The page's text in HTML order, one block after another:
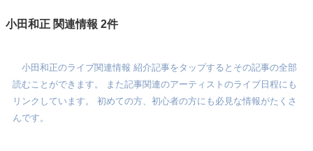
小田和正 関連情報 2件
小田和正のライブ関連情報 紹介記事をタップするとその記事の全部
読むことができます。 また記事関連のアーティストのライブ日程にも
リンクしています。 初めての方、初心者の方にも必見な情報がたくさ
んです。